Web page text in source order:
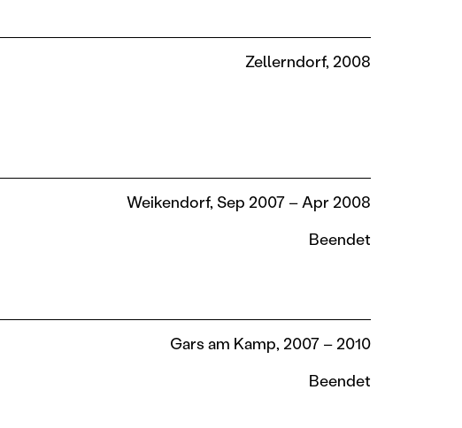
Zellerndorf, 2008
Weikendorf, Sep 2007 – Apr 2008
Beendet
Gars am Kamp, 2007 – 2010
Beendet